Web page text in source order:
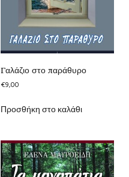
Γαλάζιο στο παράθυρο
€9,00
Προσθήκη στο καλάθι